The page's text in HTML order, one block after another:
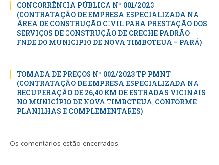
CONCORRÊNCIA PÚBLICA Nº 001/2023
(CONTRATAÇÃO DE EMPRESA ESPECIALIZADA NA
ÁREA DE CONSTRUÇÃO CIVIL PARA PRESTAÇÃO DOS
SERVIÇOS DE CONSTRUÇÃO DE CRECHE PADRÃO
FNDE DO MUNICIPIO DE NOVA TIMBOTEUA – PARÁ)
TOMADA DE PREÇOS Nº 002/2023 TP PMNT
(CONTRATAÇÃO DE EMPRESA ESPECIALIZADA NA
RECUPERAÇÃO DE 26,40 KM DE ESTRADAS VICINAIS
NO MUNICÍPIO DE NOVA TIMBOTEUA, CONFORME
PLANILHAS E COMPLEMENTARES)
Os comentários estão encerrados.